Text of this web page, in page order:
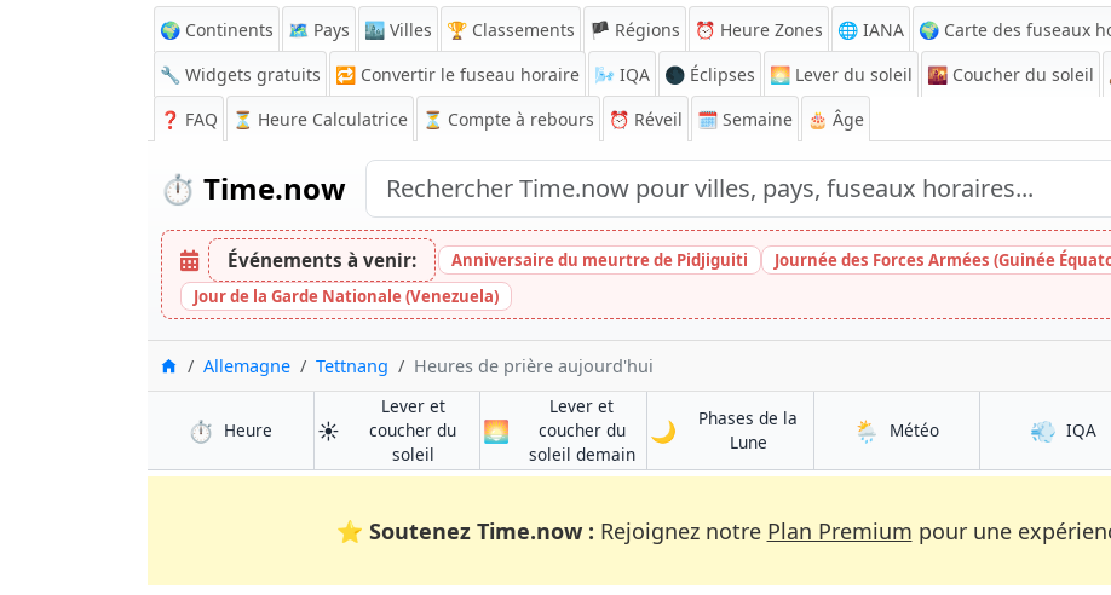
🌍 Continents 🗺️ Pays 🏙️ Villes 🏆 Classements 🏴 Régions ⏰ Heure Zones 🌐 IANA 🌍 Carte des fuseaux
🔧 Widgets gratuits
🔁 Convertir le fuseau horaire 🌬️ IQA 🌑 Éclipses 🌅 Lever du soleil 🌇 Coucher du soleil
❓ FAQ ⏳ Heure Calculatrice ⏳ Compte à rebours ⏰ Réveil 🗓️ Semaine 🎂 Âge
⏱️ Time.now
Événements à venir: Anniversaire du meurtre de Pidjiguiti Journée des Forces Armées (Guinée
Jour de la Garde Nationale (Venezuela)
Accueil
Allemagne Tettnang Heures de prière aujourd'hui
⏱️ Heure à Tettnang
☀️
Lever et
coucher du
soleilà Tettnang
🌅
Lever et
coucher du
soleil demainà Tettnang
🌙
Phases de la
Luneà Tettnang 🌦️ Météoà Tettnang 💨 IQAà
⭐ Soutenez Time.now : Rejoignez notre Plan Premium pour une